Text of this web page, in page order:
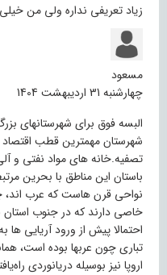
زیاد تعریفی نداره ولی من
مسعود
چهارشنبه 31 اردیبهشت 1404
البسه فوق برای شهرستانهای
شهرستان مهمترین قطب اقتصاد
تصفیه.خانه های مواد نفتی و
باستان این مناطق با بحرین
نواحی قرن هاست که عرب اند،
خاصی دارند که در جنوب
احتمالا پیش از ورود آریایی ها
تباری چون عربها بوده است،
اروپا نیز بوسیله دریانوردی